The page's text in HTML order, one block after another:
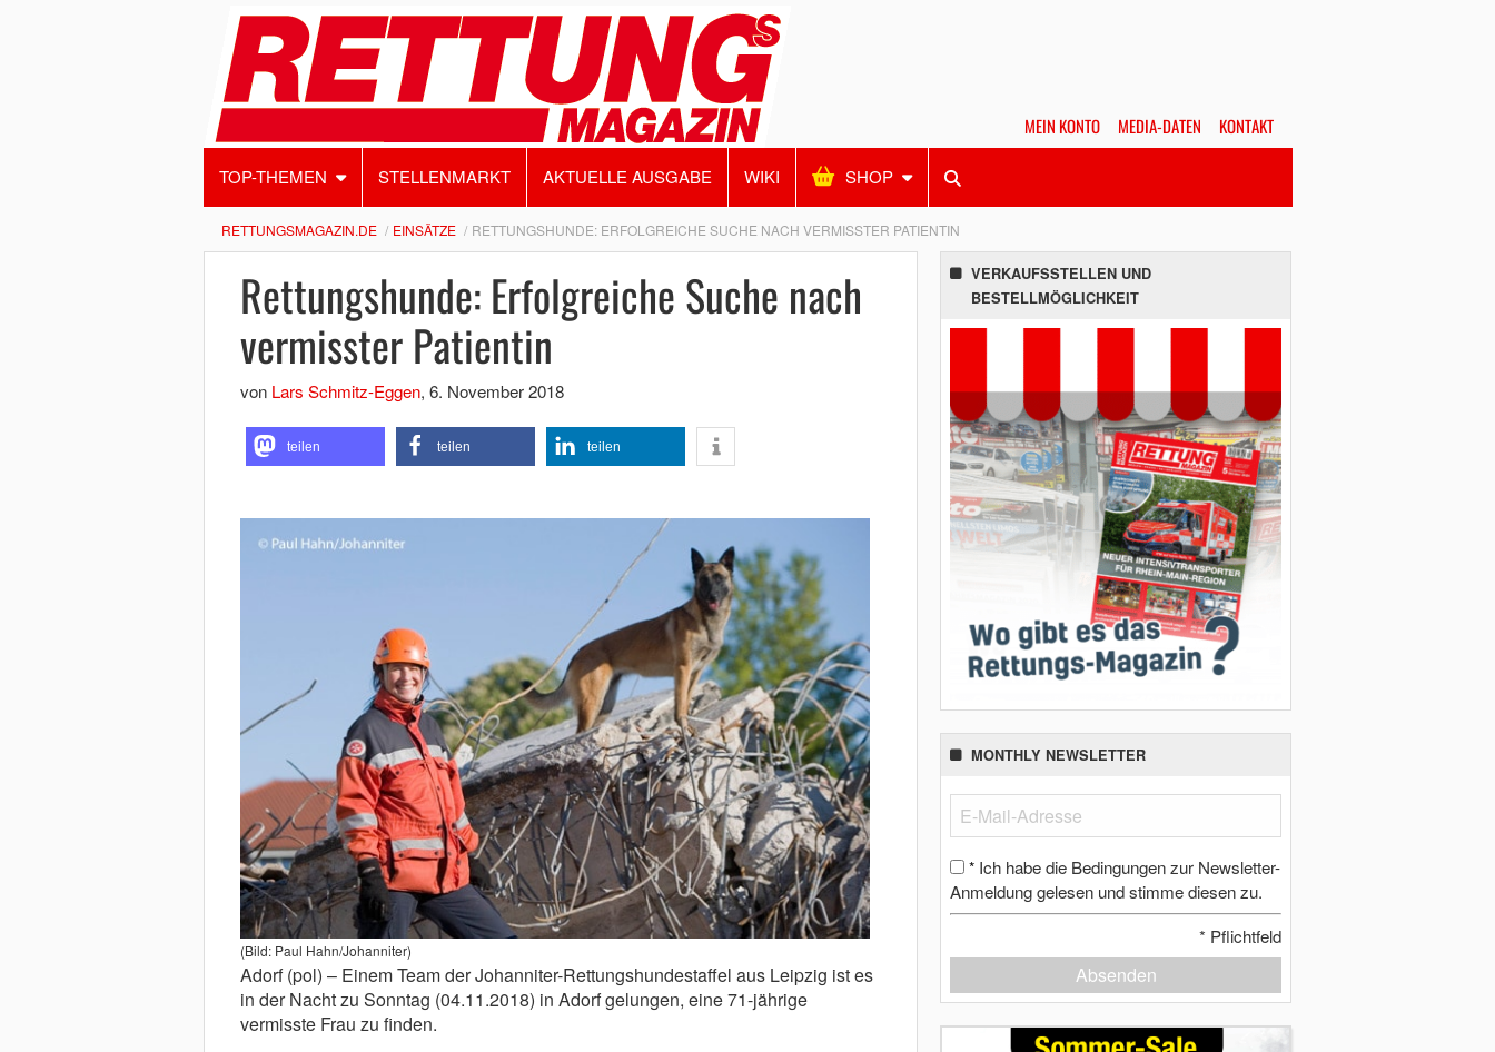
MEIN KONTO MEDIA-DATEN KONTAKT
TOP-THEMEN STELLENMARKT AKTUELLE AUSGABE WIKI SHOP
RETTUNGSMAGAZIN.DE EINSÄTZE RETTUNGSHUNDE: ERFOLGREICHE SUCHE NACH VERMISSTER PATIENTIN
Rettungshunde: Erfolgreiche Suche nach
vermisster Patientin
von Lars Schmitz-Eggen, 6. November 2018
teilen teilen teilen
(Bild: Paul Hahn/Johanniter)
Adorf (pol) – Einem Team der Johanniter-Rettungshundestaffel aus Leipzig ist es
in der Nacht zu Sonntag (04.11.2018) in Adorf gelungen, eine 71-jährige
vermisste Frau zu finden.
VERKAUFSSTELLEN UND
BESTELLMÖGLICHKEIT
MONTHLY NEWSLETTER
* Ich habe die Bedingungen zur Newsletter-
Anmeldung gelesen und stimme diesen zu.
* Pflichtfeld
Absenden